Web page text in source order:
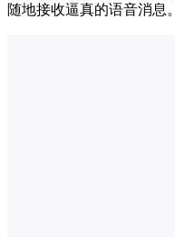
随地接收逼真的语音消息。